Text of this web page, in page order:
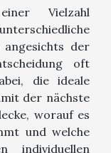
Vielzahl
angesichts der
oft
die ideale
der nächste
worauf es
und welche
individuellen